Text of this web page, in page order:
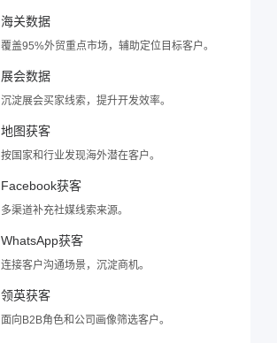
海关数据
覆盖95%外贸重点市场，辅助定位目标客户。
展会数据
沉淀展会买家线索，提升开发效率。
地图获客
按国家和行业发现海外潜在客户。
Facebook获客
多渠道补充社媒线索来源。
WhatsApp获客
连接客户沟通场景，沉淀商机。
领英获客
面向B2B角色和公司画像筛选客户。